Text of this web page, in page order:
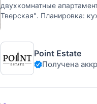
двухкомнатные
Тверская". Планировка:
Point Estate
Получена